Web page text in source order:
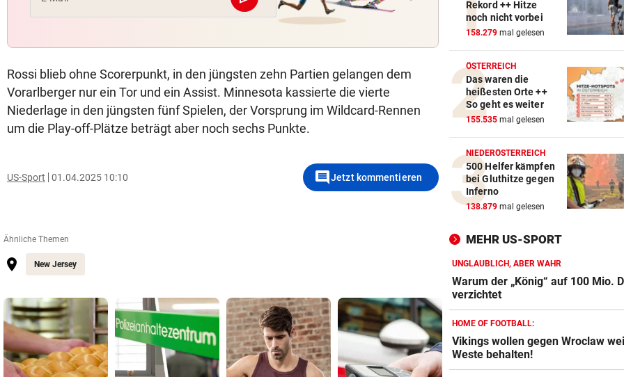
Rossi blieb ohne Scorerpunkt, in den jüngsten zehn Partien gelangen dem
Vorarlberger nur ein Tor und ein Assist. Minnesota kassierte die vierte
Niederlage in den jüngsten fünf Spielen, der Vorsprung im Wildcard-Rennen
um die Play-off-Plätze beträgt aber noch sechs Punkte.
US-Sport 01.04.2025 10:10 commentJetzt kommentieren
Ähnliche Themen
New Jersey
Rekord ++ Hitze
noch nicht vorbei
158.279 mal gelesen
ÖSTERREICH
Das waren die
heißesten Orte ++
So geht es weiter
155.535 mal gelesen
NIEDERÖSTERREICH
500 Helfer kämpfen
bei Gluthitze gegen
Inferno
138.879 mal gelesen
MEHR US-SPORT
UNGLAUBLICH, ABER WAHR
Warum der „König“ auf 100 Mio.
verzichtet
HOME OF FOOTBALL:
Vikings wollen gegen Wroclaw
Weste behalten!
Action-Cam Vergleich